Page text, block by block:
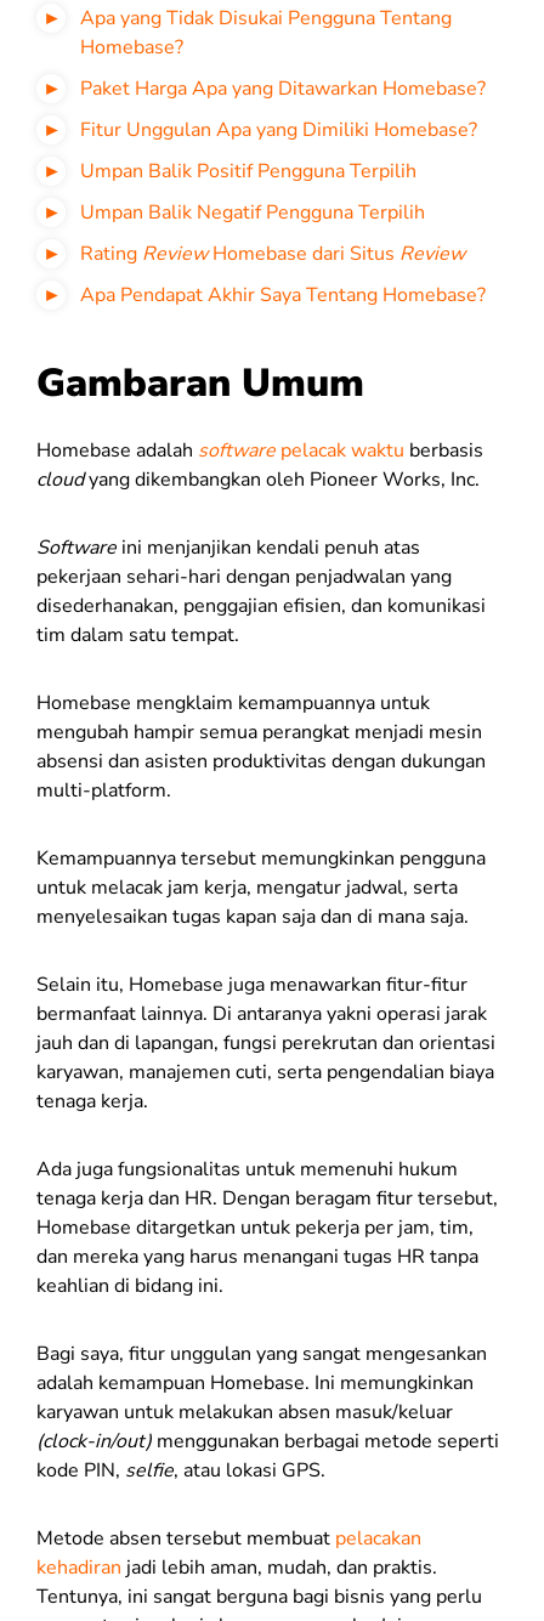
Apa yang Tidak Disukai Pengguna Tentang
Homebase?
Paket Harga Apa yang Ditawarkan Homebase?
Fitur Unggulan Apa yang Dimiliki Homebase?
Umpan Balik Positif Pengguna Terpilih
Umpan Balik Negatif Pengguna Terpilih
Rating ReviewHomebase dari Situs Review
Apa Pendapat Akhir Saya Tentang Homebase?
Gambaran Umum
Homebase adalah software pelacak waktu berbasis
cloudyang dikembangkan oleh Pioneer Works, Inc.
Software ini menjanjikan kendali penuh atas
pekerjaan sehari-hari dengan penjadwalan yang
disederhanakan, penggajian efisien, dan komunikasi
tim dalam satu tempat.
Homebase mengklaim kemampuannya untuk
mengubah hampir semua perangkat menjadi mesin
absensi dan asisten produktivitas dengan dukungan
multi-platform.
Kemampuannya tersebut memungkinkan pengguna
untuk melacak jam kerja, mengatur jadwal, serta
menyelesaikan tugas kapan saja dan di mana saja.
Selain itu, Homebase juga menawarkan fitur-fitur
bermanfaat lainnya. Di antaranya yakni operasi jarak
jauh dan di lapangan, fungsi perekrutan dan orientasi
karyawan, manajemen cuti, serta pengendalian biaya
tenaga kerja.
Ada juga fungsionalitas untuk memenuhi hukum
tenaga kerja dan HR. Dengan beragam fitur tersebut,
Homebase ditargetkan untuk pekerja per jam, tim,
dan mereka yang harus menangani tugas HR tanpa
keahlian di bidang ini.
Bagi saya, fitur unggulan yang sangat mengesankan
adalah kemampuan Homebase. Ini memungkinkan
karyawan untuk melakukan absen masuk/keluar
(clock-in/out) menggunakan berbagai metode seperti
kode PIN, selfie, atau lokasi GPS.
Metode absen tersebut membuat pelacakan
kehadiran jadi lebih aman, mudah, dan praktis.
Tentunya, ini sangat berguna bagi bisnis yang perlu